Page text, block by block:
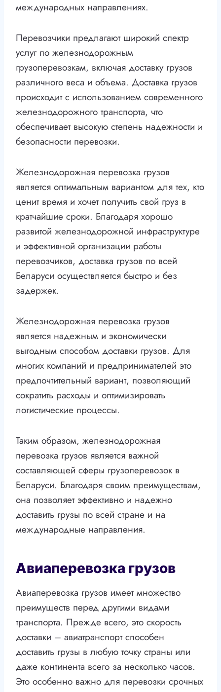
международных направлениях.
Перевозчики предлагают широкий спектр
услуг по железнодорожным
грузоперевозкам, включая доставку грузов
различного веса и объема. Доставка грузов
происходит с использованием современного
железнодорожного транспорта, что
обеспечивает высокую степень надежности и
безопасности перевозки.
Железнодорожная перевозка грузов
является оптимальным вариантом для тех, кто
ценит время и хочет получить свой груз в
кратчайшие сроки. Благодаря хорошо
развитой железнодорожной инфраструктуре
и эффективной организации работы
перевозчиков, доставка грузов по всей
Беларуси осуществляется быстро и без
задержек.
Железнодорожная перевозка грузов
является надежным и экономически
выгодным способом доставки грузов. Для
многих компаний и предпринимателей это
предпочтительный вариант, позволяющий
сократить расходы и оптимизировать
логистические процессы.
Таким образом, железнодорожная
перевозка грузов является важной
составляющей сферы грузоперевозок в
Беларуси. Благодаря своим преимуществам,
она позволяет эффективно и надежно
доставить грузы по всей стране и на
международные направления.
Авиаперевозка грузов
Авиаперевозка грузов имеет множество
преимуществ перед другими видами
транспорта. Прежде всего, это скорость
доставки – авиатранспорт способен
доставить грузы в любую точку страны или
даже континента всего за несколько часов.
Это особенно важно для перевозки срочных